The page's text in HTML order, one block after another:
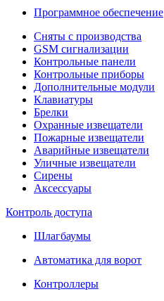
Программное обеспечение
Сняты с производства
GSM сигнализации
Контрольные панели
Контрольные приборы
Дополнительные модули
Клавиатуры
Брелки
Охранные извещатели
Пожарные извещатели
Аварийные извещатели
Уличные извещатели
Сирены
Аксессуары
Контроль доступа
Шлагбаумы
Автоматика для ворот
Контроллеры